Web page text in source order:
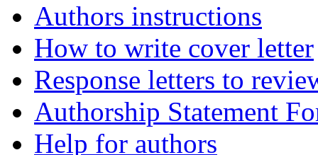
Authors instructions
How to write cover letter
Response letters to
Authorship Statement
Help for authors